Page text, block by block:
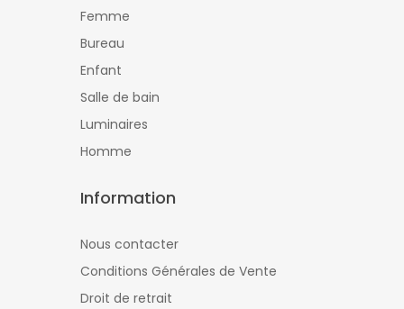
Femme
Bureau
Enfant
Salle de bain
Luminaires
Homme
Information
Nous contacter
Conditions Générales de Vente
Droit de retrait